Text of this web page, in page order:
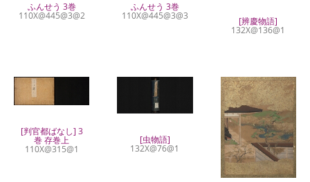
ふんせう 3巻
110X@445@3@2
ふんせう 3巻
110X@445@3@3 [辨慶物語]
132X@136@1
[判官都ばなし] 3
巻 存巻上
110X@315@1
[虫物語]
132X@76@1